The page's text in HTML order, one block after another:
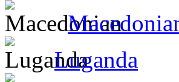
Luganda